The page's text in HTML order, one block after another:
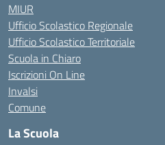
MIUR
Ufficio Scolastico Regionale
Ufficio Scolastico Territoriale
Scuola in Chiaro
Iscrizioni On Line
Invalsi
Comune
La Scuola